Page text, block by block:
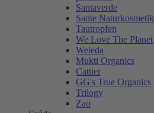
Santaverde
Sante Naturkosmetik
Tautropfen
We Love The Planet
Weleda
Mukti Organics
Cattier
GG's True Organics
Trilogy
Zao